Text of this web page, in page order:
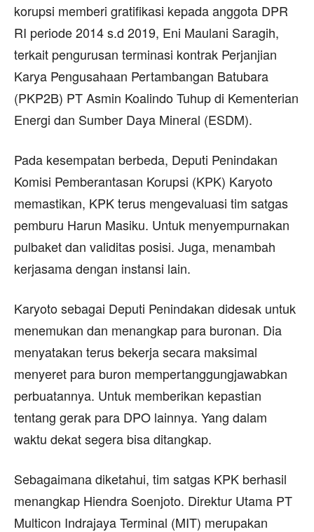
korupsi memberi gratifikasi kepada anggota DPR
RI periode 2014 s.d 2019, Eni Maulani Saragih,
terkait pengurusan terminasi kontrak Perjanjian
Karya Pengusahaan Pertambangan Batubara
(PKP2B) PT Asmin Koalindo Tuhup di Kementerian
Energi dan Sumber Daya Mineral (ESDM).
Pada kesempatan berbeda, Deputi Penindakan
Komisi Pemberantasan Korupsi (KPK) Karyoto
memastikan, KPK terus mengevaluasi tim satgas
pemburu Harun Masiku. Untuk menyempurnakan
pulbaket dan validitas posisi. Juga, menambah
kerjasama dengan instansi lain.
Karyoto sebagai Deputi Penindakan didesak untuk
menemukan dan menangkap para buronan. Dia
menyatakan terus bekerja secara maksimal
menyeret para buron mempertanggungjawabkan
perbuatannya. Untuk memberikan kepastian
tentang gerak para DPO lainnya. Yang dalam
waktu dekat segera bisa ditangkap.
Sebagaimana diketahui, tim satgas KPK berhasil
menangkap Hiendra Soenjoto. Direktur Utama PT
Multicon Indrajaya Terminal (MIT) merupakan